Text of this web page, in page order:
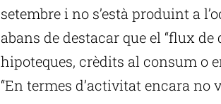
setembre i no s’està produint a
abans de destacar que el “flux
hipoteques, crèdits al consum o
“En termes d’activitat encara no